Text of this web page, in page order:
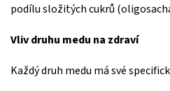
podílu složitých cukrů
Vliv druhu medu na zdraví
Každý druh medu má své